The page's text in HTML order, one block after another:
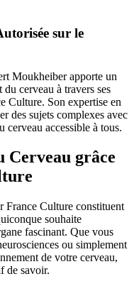
sur le
Moukheiber apporte un
cerveau à travers ses
Culture. Son expertise en
des sujets complexes avec
cerveau accessible à tous.
Cerveau grâce
France Culture constituent
souhaite
fascinant. Que vous
ou simplement
de votre cerveau,
de savoir.